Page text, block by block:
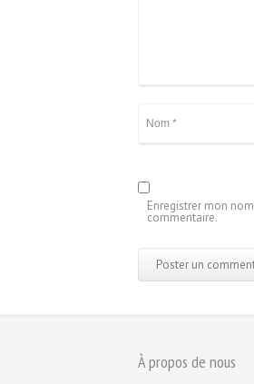
Enregistrer mon
commentaire.
À propos de nous